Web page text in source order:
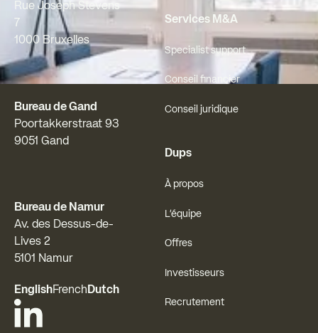
Rue Joseph Stevens
7
1000 Bruxelles
Bureau de Gand
Poortakkerstraat 93
9051 Gand
Bureau de Namur
Av. des Dessus-de-
Lives 2
5101 Namur
EnglishFrenchDutch
Services M&A
Specialist support
Conseil financier
Conseil juridique
Dups
À propos
L'équipe
Offres
Investisseurs
Recrutement